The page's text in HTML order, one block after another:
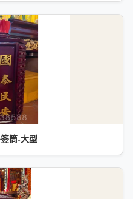
筒-大型